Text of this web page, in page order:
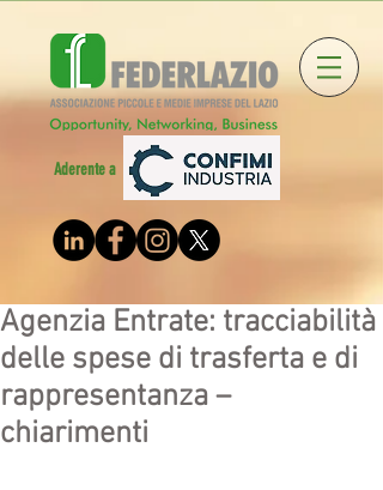
Aderente a
Agenzia Entrate: tracciabilità
delle spese di trasferta e di
rappresentanza –
chiarimenti